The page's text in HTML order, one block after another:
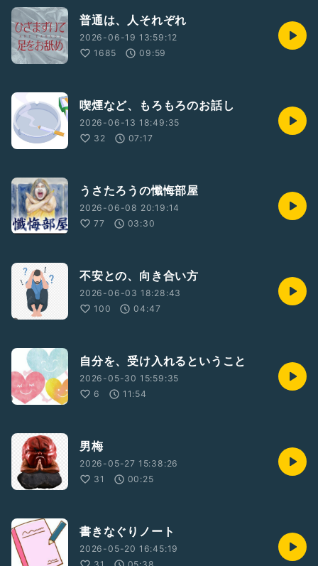
普通は、人それぞれ
2026-06-19 13:59:12
1685
09:59
喫煙など、もろもろのお話し
2026-06-13 18:49:35
32
07:17
うさたろうの懺悔部屋
2026-06-08 20:19:14
77
03:30
不安との、向き合い方
2026-06-03 18:28:43
100
04:47
自分を、受け入れるということ
2026-05-30 15:59:35
6
11:54
男梅
2026-05-27 15:38:26
31
00:25
書きなぐりノート
2026-05-20 16:45:19